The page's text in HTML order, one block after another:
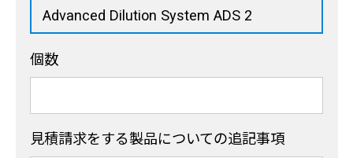
個数
見積請求をする製品についての追記事項